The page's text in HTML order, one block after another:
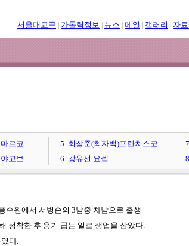
서울대교구 가톨릭정보 뉴스 메일 갤러리 자료
르코 5. 최삼준(최자백)프란치스코
고보 6. 강유선 요셉
수원에서 서병순의 3남중 차남으로 출생
정착한 후 옹기 굽는 일로 생업을 삼았다.
다.